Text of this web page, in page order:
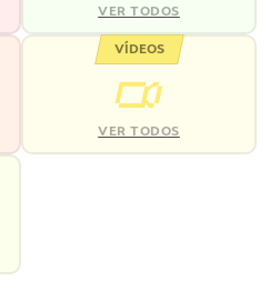
VER TODOS
VÍDEOS
VER TODOS